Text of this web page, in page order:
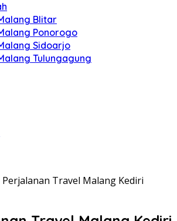
Blitar
Ponorogo
Sidoarjo
Tulungagung
Perjalanan Travel Malang Kediri